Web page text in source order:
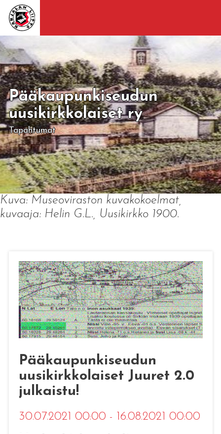
Pääkaupunkiseudun
uusikirkkolaiset ry
Tapahtumat
Kuva: Museoviraston kuvakokoelmat,
kuvaaja: Helin G.L., Uusikirkko 1900.
Pääkaupunkiseudun
uusikirkkolaiset Juuret 2.0
julkaistu!
30.07.2021 00:00 - 16.08.2021 00:00